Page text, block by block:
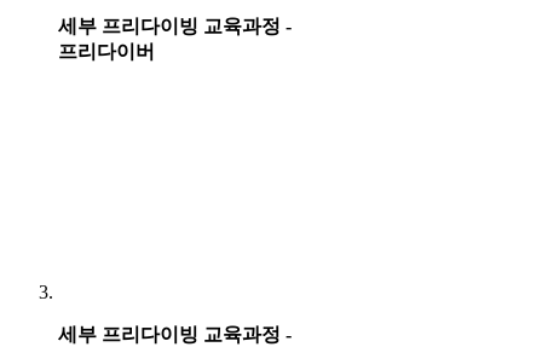
세부 프리다이빙 교육과정 -
프리다이버
세부 프리다이빙 교육과정 -